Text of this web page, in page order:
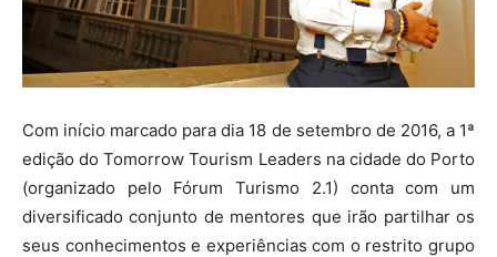
Com início marcado para dia 18 de setembro de 2016, a 1ª
edição do Tomorrow Tourism Leaders na cidade do Porto
(organizado pelo Fórum Turismo 2.1) conta com um
diversificado conjunto de mentores que irão partilhar os
seus conhecimentos e experiências com o restrito grupo